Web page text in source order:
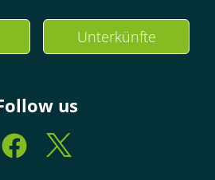
Unterkünfte
us